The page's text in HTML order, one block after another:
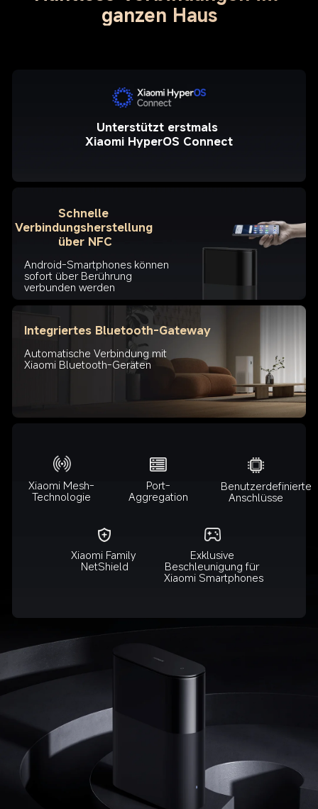
ganzen Haus
Unterstützt erstmals
Xiaomi HyperOS Connect
Schnelle
Verbindungsherstellung
über NFC
Android-Smartphones können
sofort über Berührung
verbunden werden
Integriertes Bluetooth-Gateway
Automatische Verbindung mit
Xiaomi Bluetooth-Geräten
Xiaomi Mesh-
Technologie
Port-
Aggregation
Benutzerdefinierte
Anschlüsse
Xiaomi Family
NetShield
Exklusive
Beschleunigung für
Xiaomi Smartphones